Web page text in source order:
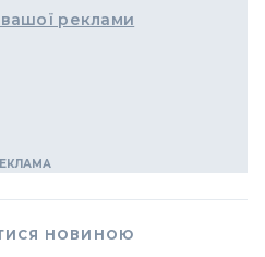
реклами
НОВИНОЮ